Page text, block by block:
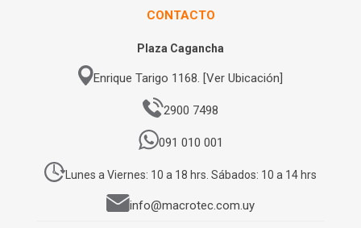
CONTACTO
Plaza Cagancha
Enrique Tarigo 1168. [Ver Ubicación]
2900 7498
091 010 001
Lunes a Viernes: 10 a 18 hrs. Sábados: 10 a 14 hrs
info@macrotec.com.uy